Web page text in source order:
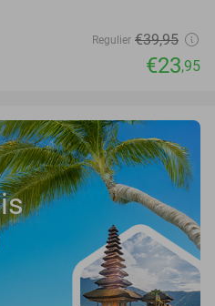
Regulier €39,95
€23,95